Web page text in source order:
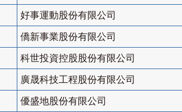
好事運動股份有限公司
僑新事業股份有限公司
科世投資控股股份有限公司
廣晟科技工程股份有限公司
優盛地股份有限公司